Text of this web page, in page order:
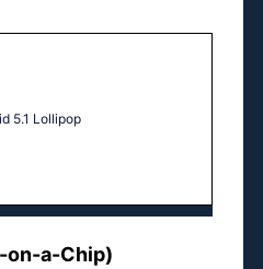
5.1 Lоlliрор
on-a-Chip)